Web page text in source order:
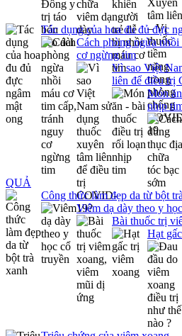
Tác dụng của hoa đu đủ đực
Cách phòng ngừa
cơ ngừng tim
Vì sao Việt
liên để điều trị
Món
nhịp
QUẢ
Công thức làm đẹp da từ bột
Viêm dạ dày theo y
Bài thuốc trị
Hạt